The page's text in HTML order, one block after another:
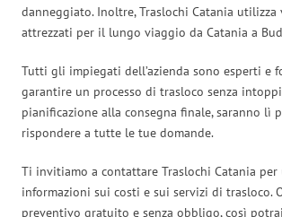
danneggiato. Inoltre, Traslochi Catania
attrezzati per il lungo viaggio da Catania a
Tutti gli impiegati dell’azienda sono esperti e
garantire un processo di trasloco senza
pianificazione alla consegna finale, saranno lì
rispondere a tutte le tue domande.
Ti invitiamo a contattare Traslochi Catania
informazioni sui costi e sui servizi di trasloco.
preventivo gratuito e senza obbligo, così